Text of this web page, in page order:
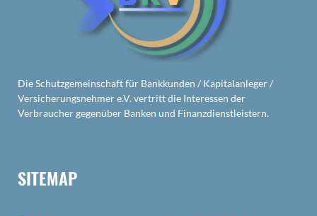
Die Schutzgemeinschaft für Bankkunden / Kapitalanleger /
Versicherungsnehmer e.V. vertritt die Interessen der
Verbraucher gegenüber Banken und Finanzdienstleistern.
SITEMAP